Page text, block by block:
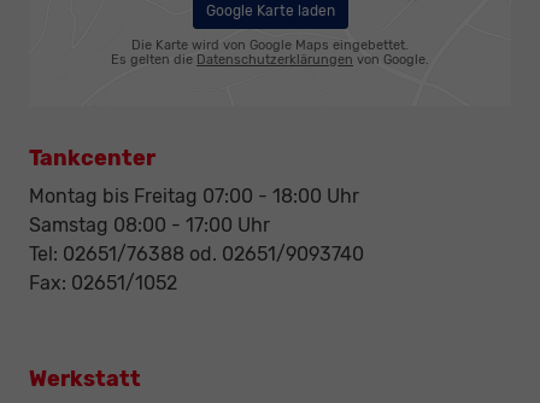
Google Karte laden
Die Karte wird von Google Maps eingebettet.
Es gelten die Datenschutzerklärungen von Google.
Tankcenter
Montag bis Freitag 07:00 - 18:00 Uhr
Samstag 08:00 - 17:00 Uhr
Tel: 02651/76388 od. 02651/9093740
Fax: 02651/1052
Werkstatt